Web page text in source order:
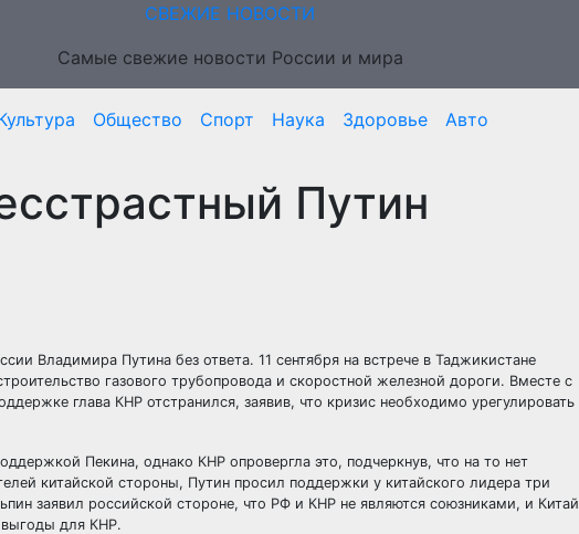
СВЕЖИЕ НОВОСТИ
Самые свежие новости России и мира
Общество Спорт Наука Здоровье
Авто
Путин
Владимира Путина без ответа. 11 сентября на встрече в Таджикистане
газового трубопровода и скоростной железной дороги. Вместе с
глава КНР отстранился, заявив, что кризис необходимо урегулировать
Пекина, однако КНР опровергла это, подчеркнув, что на то нет
китайской стороны, Путин просил поддержки у китайского лидера три
заявил российской стороне, что РФ и КНР не являются союзниками, и Китай
выгоды для КНР.